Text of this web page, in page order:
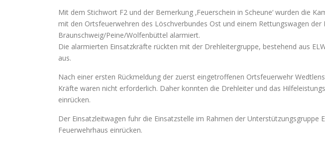
Mit dem Stichwort F2 und der Bemerkung ‚Feuerschein in Scheune‘ wurden die
mit den Ortsfeuerwehren des Löschverbundes Ost und einem Rettungswagen
Braunschweig/Peine/Wolfenbüttel alarmiert.
Die alarmierten Einsatzkräfte rückten mit der Drehleitergruppe, bestehend aus
aus.
Nach einer ersten Rückmeldung der zuerst eingetroffenen Ortsfeuerwehr
Kräfte waren nicht erforderlich. Daher konnten die Drehleiter und das
einrücken.
Der Einsatzleitwagen fuhr die Einsatzstelle im Rahmen der
Feuerwehrhaus einrücken.